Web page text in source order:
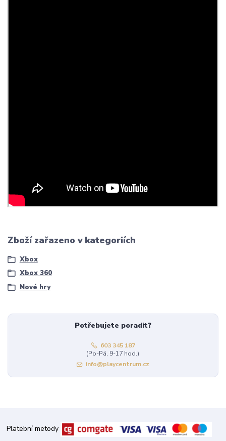
Zboží zařazeno v kategoriích
Xbox
Xbox 360
Nové hry
Potřebujete poradit?
603 345 187
(Po-Pá, 9-17 hod.)
info@playcentrum.cz
Platební metody